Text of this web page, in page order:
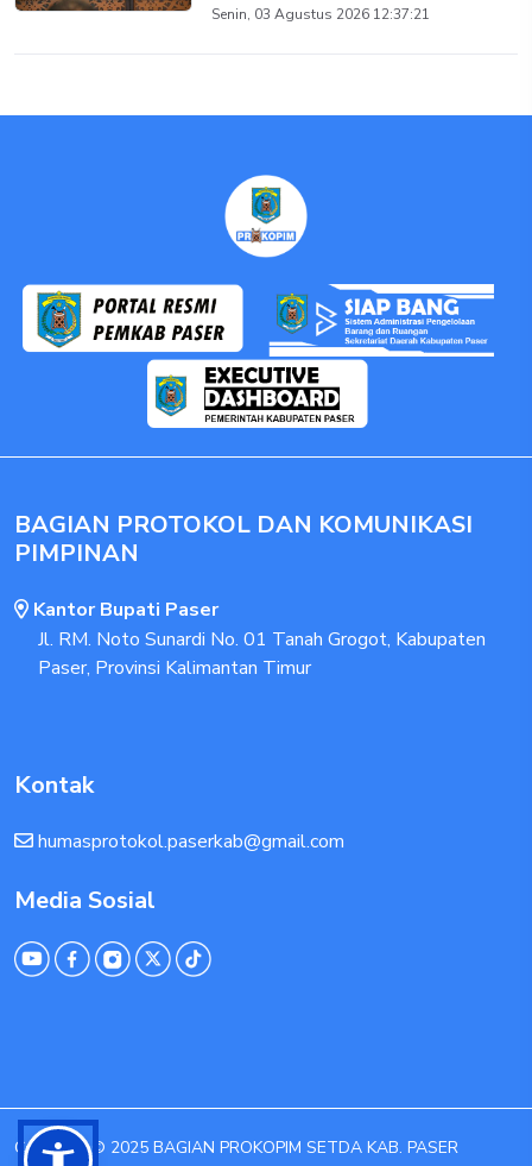
Senin, 03 Agustus 2026 12:37:21
BAGIAN PROTOKOL DAN KOMUNIKASI
PIMPINAN
Kantor Bupati Paser
Jl. RM. Noto Sunardi No. 01 Tanah Grogot, Kabupaten
Paser, Provinsi Kalimantan Timur
Kontak
humasprotokol.paserkab@gmail.com
Media Sosial
Copyright © 2025 BAGIAN PROKOPIM SETDA KAB. PASER